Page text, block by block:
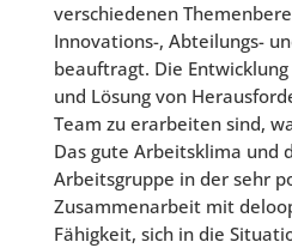
verschiedenen
Innovations-, Abteilungs-
beauftragt. Die
und Lösung von
Team zu erarbeiten sind,
Das gute Arbeitsklima und
Arbeitsgruppe in der sehr
Zusammenarbeit mit
Fähigkeit, sich in die